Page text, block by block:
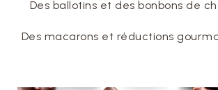
Des ballotins et des bonbons de
Des macarons et réductions